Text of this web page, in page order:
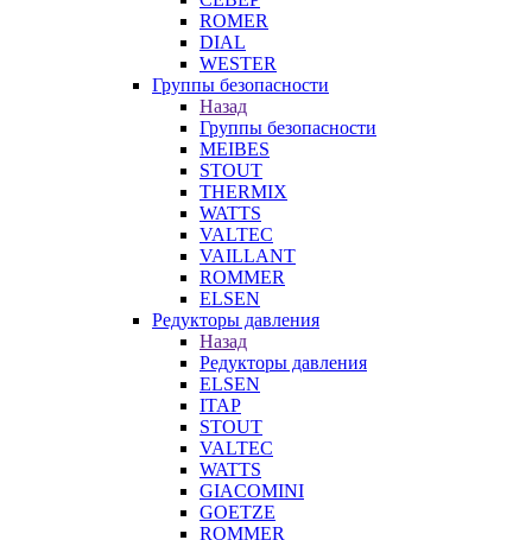
ROMER
DIAL
WESTER
Группы безопасности
Назад
Группы безопасности
MEIBES
STOUT
THERMIX
WATTS
VALTEC
VAILLANT
ROMMER
ELSEN
Редукторы давления
Назад
Редукторы давления
ELSEN
ITAP
STOUT
VALTEC
WATTS
GIACOMINI
GOETZE
ROMMER